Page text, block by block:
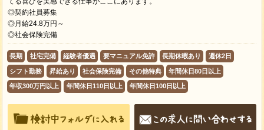
◎契約社員募集
◎月給24.8万円～
◎社会保険完備
長期 社宅完備 経験者優遇 要マニュアル免許 長期休暇あり 週休2日
シフト勤務 昇給あり 社会保険完備 その他特典 年間休日80日以上
年収300万円以上 年間休日110日以上 年間休日100日以上